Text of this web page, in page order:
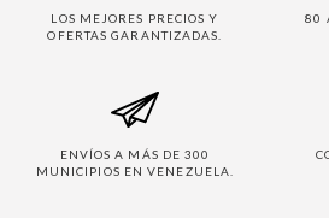
LOS MEJORES PRECIOS Y
OFERTAS GARANTIZADAS.
80
ENVÍOS A MÁS DE 300
MUNICIPIOS EN VENEZUELA.